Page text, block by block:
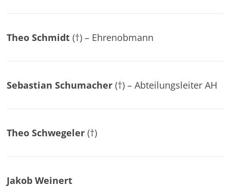
Theo Schmidt (†) – Ehrenobmann
Sebastian Schumacher (†) – Abteilungsleiter AH
Theo Schwegeler (†)
Jakob Weinert